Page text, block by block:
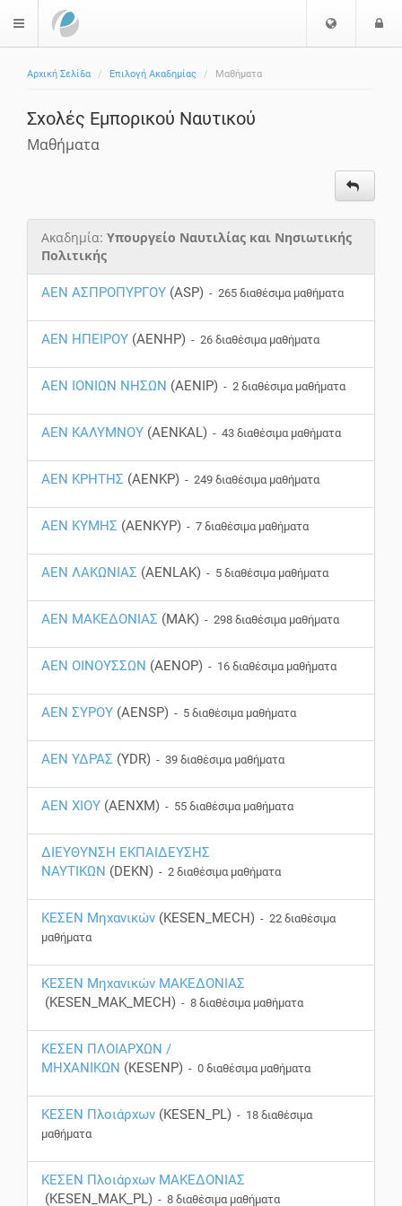
$langMenu
Επιλογή
Αρχική Σελίδα Επιλογή Ακαδημίας Μαθήματα
Σχολές Εμπορικού Ναυτικού
Μαθήματα
Ακαδημία: Υπουργείο Ναυτιλίας και Νησιωτικής
Πολιτικής
ΑΕΝ ΑΣΠΡΟΠΥΡΓΟΥ (ASP) - 265 διαθέσιμα μαθήματα
ΑΕΝ ΗΠΕΙΡΟΥ (AENHP) - 26 διαθέσιμα μαθήματα
ΑΕΝ ΙΟΝΙΩΝ ΝΗΣΩΝ (AENIP) - 2 διαθέσιμα μαθήματα
ΑΕΝ ΚΑΛΥΜΝΟΥ (AENKAL) - 43 διαθέσιμα μαθήματα
ΑΕΝ ΚΡΗΤΗΣ (AENKP) - 249 διαθέσιμα μαθήματα
ΑΕΝ ΚΥΜΗΣ (AENKYP) - 7 διαθέσιμα μαθήματα
ΑΕΝ ΛΑΚΩΝΙΑΣ (AENLAK) - 5 διαθέσιμα μαθήματα
ΑΕΝ ΜΑΚΕΔΟΝΙΑΣ (MAK) - 298 διαθέσιμα μαθήματα
ΑΕΝ ΟΙΝΟΥΣΣΩΝ (AENOP) - 16 διαθέσιμα μαθήματα
ΑΕΝ ΣΥΡΟΥ (AENSP) - 5 διαθέσιμα μαθήματα
ΑΕΝ ΥΔΡΑΣ (YDR) - 39 διαθέσιμα μαθήματα
ΑΕΝ ΧΙΟΥ (AENXM) - 55 διαθέσιμα μαθήματα
ΔΙΕΥΘΥΝΣΗ ΕΚΠΑΙΔΕΥΣΗΣ
ΝΑΥΤΙΚΩΝ (DEKN) - 2 διαθέσιμα μαθήματα
ΚΕΣΕΝ Μηχανικών (KESEN_MECH) - 22 διαθέσιμα
μαθήματα
ΚΕΣΕΝ Μηχανικών ΜΑΚΕΔΟΝΙΑΣ
(KESEN_MAK_MECH) - 8 διαθέσιμα μαθήματα
ΚΕΣΕΝ ΠΛΟΙΑΡΧΩΝ /
ΜΗΧΑΝΙΚΩΝ (KESENP) - 0 διαθέσιμα μαθήματα
ΚΕΣΕΝ Πλοιάρχων (KESEN_PL) - 18 διαθέσιμα
μαθήματα
ΚΕΣΕΝ Πλοιάρχων ΜΑΚΕΔΟΝΙΑΣ
(KESEN_MAK_PL) - 8 διαθέσιμα μαθήματα